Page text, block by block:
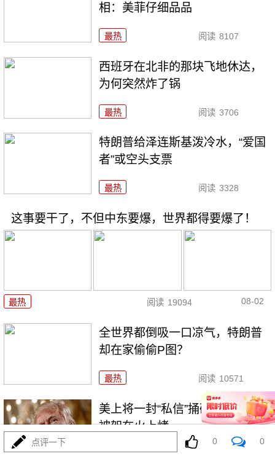
相：美菲仔细品品
最热 阅读 8107
西班牙在北非的那块飞地休达，
为何突然炸了锅
最热 阅读 3706
特朗普给泽连斯基泼冷水，“爱国
者”或空头支票
最热 阅读 3328
这事要干了，不但中东要爆，世界都得要爆了！
最热 阅读 19094 08-02
全世界都倒吸一口凉气，特朗普
却在家偷偷P图？
最热 阅读 10571
美上将一封“私信”捅破天！特朗普
被架在火上烤
最热
点评一下 0 0